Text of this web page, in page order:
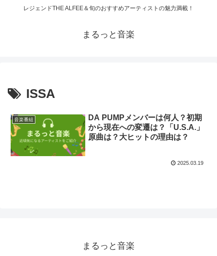
レジェンドTHE ALFEE＆旬のおすすめアーティストの魅力満載！
まるっと音楽
ISSA
音楽番組
DA PUMPメンバーは何人？初期
から現在への変遷は？「U.S.A.」
原曲は？大ヒットの理由は？
2025.03.19
まるっと音楽